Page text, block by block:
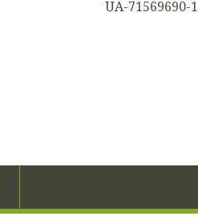
UA-71569690-1